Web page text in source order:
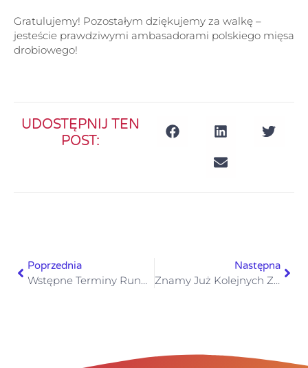
Gratulujemy! Pozostałym dziękujemy za walkę –
jesteście prawdziwymi ambasadorami polskiego mięsa
drobiowego!
UDOSTĘPNIJ TEN
POST:
Poprzednia Następna